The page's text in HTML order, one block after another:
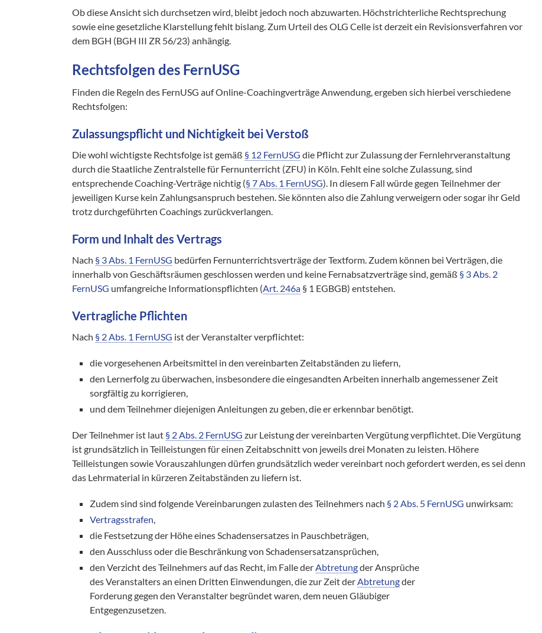
Ob diese Ansicht sich durchsetzen wird, bleibt jedoch noch abzuwarten. Höchstrichterliche Rechtsprechung
sowie eine gesetzliche Klarstellung fehlt bislang. Zum Urteil des OLG Celle ist derzeit ein Revisionsverfahren vor
dem BGH (BGH III ZR 56/23) anhängig.
Rechtsfolgen des FernUSG
Finden die Regeln des FernUSG auf Online-Coachingverträge Anwendung, ergeben sich hierbei verschiedene
Rechtsfolgen:
Zulassungspflicht und Nichtigkeit bei Verstoß
Die wohl wichtigste Rechtsfolge ist gemäß § 12 FernUSG die Pflicht zur Zulassung der Fernlehrveranstaltung
durch die Staatliche Zentralstelle für Fernunterricht (ZFU) in Köln. Fehlt eine solche Zulassung, sind
entsprechende Coaching-Verträge nichtig (§ 7 Abs. 1 FernUSG). In diesem Fall würde gegen Teilnehmer der
jeweiligen Kurse kein Zahlungsanspruch bestehen. Sie könnten also die Zahlung verweigern oder sogar ihr Geld
trotz durchgeführten Coachings zurückverlangen.
Form und Inhalt des Vertrags
Nach § 3 Abs. 1 FernUSG bedürfen Fernunterrichtsverträge der Textform. Zudem können bei Verträgen, die
innerhalb von Geschäftsräumen geschlossen werden und keine Fernabsatzverträge sind, gemäß § 3 Abs. 2
FernUSG umfangreiche Informationspflichten (Art. 246a § 1 EGBGB) entstehen.
Vertragliche Pflichten
Nach § 2 Abs. 1 FernUSG ist der Veranstalter verpflichtet:
die vorgesehenen Arbeitsmittel in den vereinbarten Zeitabständen zu liefern,
den Lernerfolg zu überwachen, insbesondere die eingesandten Arbeiten innerhalb angemessener Zeit
sorgfältig zu korrigieren,
und dem Teilnehmer diejenigen Anleitungen zu geben, die er erkennbar benötigt.
Der Teilnehmer ist laut § 2 Abs. 2 FernUSG zur Leistung der vereinbarten Vergütung verpflichtet. Die Vergütung
ist grundsätzlich in Teilleistungen für einen Zeitabschnitt von jeweils drei Monaten zu leisten. Höhere
Teilleistungen sowie Vorauszahlungen dürfen grundsätzlich weder vereinbart noch gefordert werden, es sei denn
das Lehrmaterial in kürzeren Zeitabständen zu liefern ist.
Zudem sind sind folgende Vereinbarungen zulasten des Teilnehmers nach § 2 Abs. 5 FernUSG unwirksam:
Vertragsstrafen,
die Festsetzung der Höhe eines Schadensersatzes in Pauschbeträgen,
den Ausschluss oder die Beschränkung von Schadensersatzansprüchen,
den Verzicht des Teilnehmers auf das Recht, im Falle derAbtretungder Ansprüche
des Veranstalters an einen Dritten Einwendungen, die zur Zeit derAbtretungder
Forderung gegen den Veranstalter begründet waren, dem neuen Gläubiger
Entgegenzusetzen.